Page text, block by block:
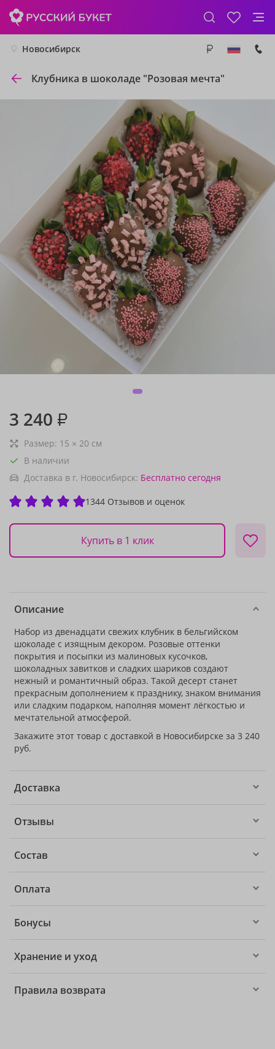
Новосибирск
Клубника в шоколаде "Розовая мечта"
3 240 ₽
Размер: 15 × 20 см
В наличии
Доставка в г. Новосибирск: Бесплатно сегодня
1344 Отзывов и оценок
Купить в 1 клик
Описание
Набор из двенадцати свежих клубник в бельгийском
шоколаде с изящным декором. Розовые оттенки
покрытия и посыпки из малиновых кусочков,
шоколадных завитков и сладких шариков создают
нежный и романтичный образ. Такой десерт станет
прекрасным дополнением к празднику, знаком внимания
или сладким подарком, наполняя момент лёгкостью и
мечтательной атмосферой.
Закажите этот товар с доставкой в Новосибирске за 3 240
руб.
Доставка
Отзывы
Состав
Оплата
Бонусы
Хранение и уход
Правила возврата